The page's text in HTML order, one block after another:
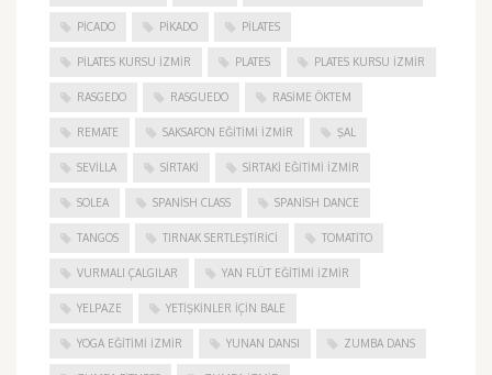
PICADO PIKADO PILATES
PILATES KURSU İZMIR PLATES PLATES KURSU İZMIR
RASGEDO RASGUEDO RASIME ÖKTEM
REMATE SAKSAFON EĞITIMI İZMIR ŞAL
SEVILLA SIRTAKI SIRTAKI EĞITIMI İZMIR
SOLEA SPANISH CLASS SPANISH DANCE
TANGOS TIRNAK SERTLEŞTIRICI TOMATITO
VURMALI ÇALGILAR YAN FLÜT EĞITIMI İZMIR
YELPAZE YETIŞKINLER IÇIN BALE
YOGA EĞITIMI İZMIR YUNAN DANSI ZUMBA DANS